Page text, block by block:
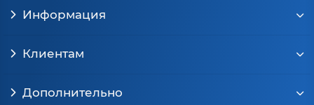
Информация
Клиентам
Дополнительно